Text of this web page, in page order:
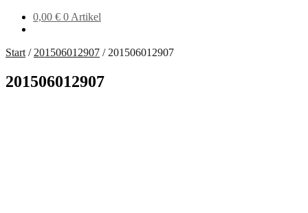
0,00 € 0 Artikel
Start / 201506012907 / 201506012907
201506012907